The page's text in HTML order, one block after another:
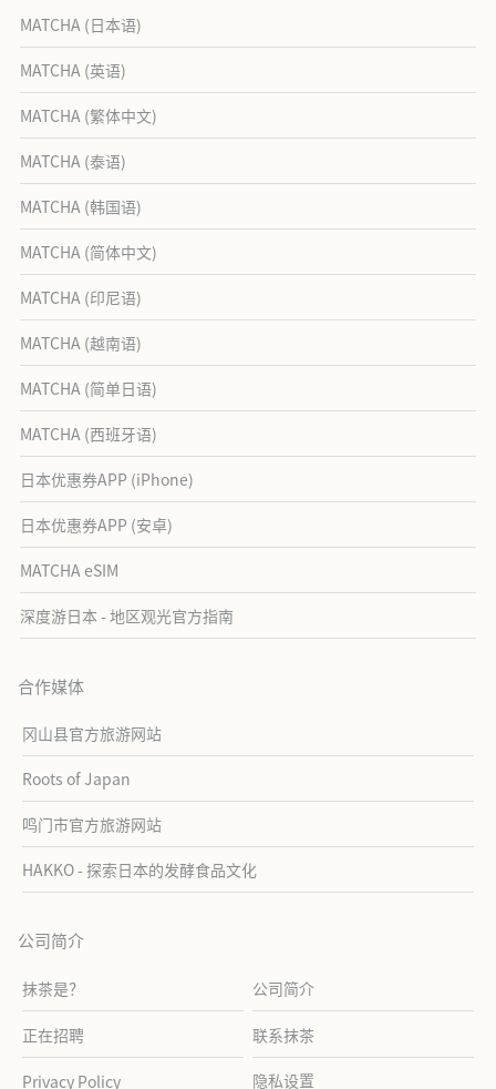
MATCHA (日本语)
MATCHA (英语)
MATCHA (繁体中文)
MATCHA (泰语)
MATCHA (韩国语)
MATCHA (简体中文)
MATCHA (印尼语)
MATCHA (越南语)
MATCHA (简单日语)
MATCHA (西班牙语)
日本优惠券APP (iPhone)
日本优惠券APP (安卓)
MATCHA eSIM
深度游日本 - 地区观光官方指南
合作媒体
冈山县官方旅游网站
Roots of Japan
鸣门市官方旅游网站
HAKKO - 探索日本的发酵食品文化
公司简介
抹茶是？ 公司简介
正在招聘 联系抹茶
Privacy Policy 隐私设置